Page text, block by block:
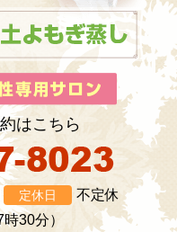
はこちら
定休日
不定休
30分）